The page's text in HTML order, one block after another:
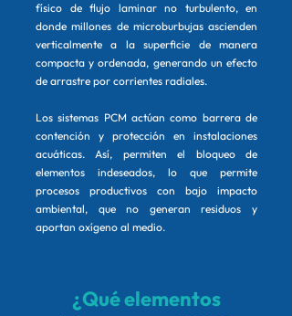
físico de flujo laminar no turbulento, en
donde millones de microburbujas ascienden
verticalmente a la superficie de manera
compacta y ordenada, generando un efecto
de arrastre por corrientes radiales.
Los sistemas PCM actúan como barrera de
contención y protección en instalaciones
acuáticas. Así, permiten el bloqueo de
elementos indeseados, lo que permite
procesos productivos con bajo impacto
ambiental, que no generan residuos y
aportan oxígeno al medio.
¿Qué elementos